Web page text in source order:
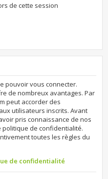
de cette session
pouvoir vous connecter.
de nombreux avantages. Par
peut accorder des
utilisateurs inscrits. Avant
pris connaissance de nos
politique de confidentialité.
toutes les règles du
de confidentialité